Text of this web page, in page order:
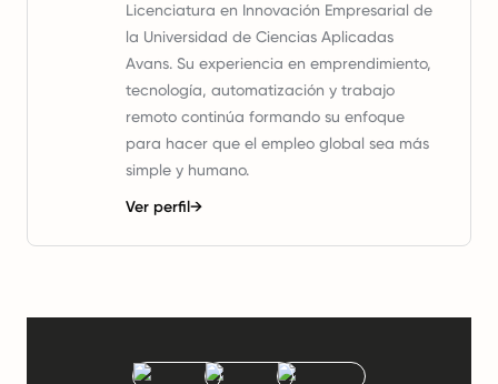
Licenciatura en Innovación Empresarial de
la Universidad de Ciencias Aplicadas
Avans. Su experiencia en emprendimiento,
tecnología, automatización y trabajo
remoto continúa formando su enfoque
para hacer que el empleo global sea más
simple y humano.
Ver perfil→